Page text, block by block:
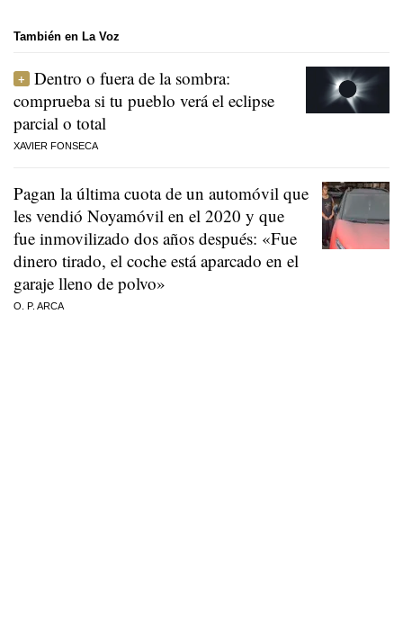
También en La Voz
Dentro o fuera de la sombra:
comprueba si tu pueblo verá el eclipse
parcial o total
XAVIER FONSECA
Pagan la última cuota de un automóvil que
les vendió Noyamóvil en el 2020 y que
fue inmovilizado dos años después: «Fue
dinero tirado, el coche está aparcado en el
garaje lleno de polvo»
O. P. ARCA